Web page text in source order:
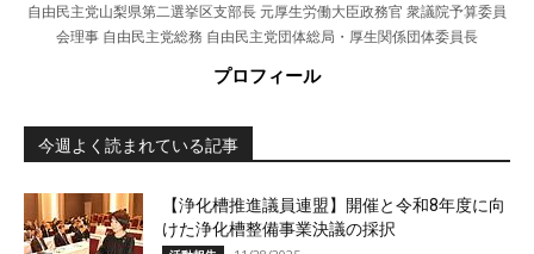
自由民主党山梨県第二選挙区支部長 元厚生労働大臣政務官 衆議院予算委員
会理事 自由民主党総務 自由民主党団体総局・厚生関係団体委員長
プロフィール
今週よく読まれている記事
【浄化槽推進議員連盟】開催と令和8年度に向
けた浄化槽整備事業決議の採択